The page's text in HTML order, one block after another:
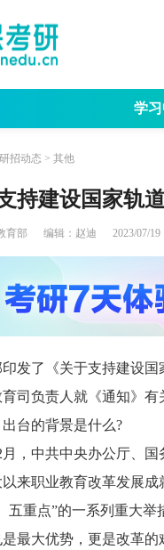
学
考试动态
研招动态 > 其他
持建设国家轨
育部 编辑： 赵迪 2023/07/19
发了《关于支持建设
司负责人就《通知》有
台的背景是什么?
月，中共中央办公厅、
来职业教育改革发展
五重点”的一系列重大
最大优势，更是改革